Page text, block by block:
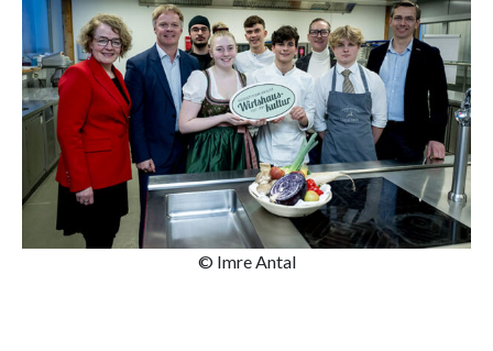
Search
© Imre Antal